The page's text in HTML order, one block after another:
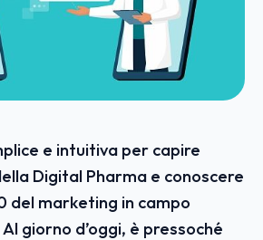
e intuitiva per capire
Digital Pharma e conoscere
del marketing in campo
giorno d’oggi, è pressoché